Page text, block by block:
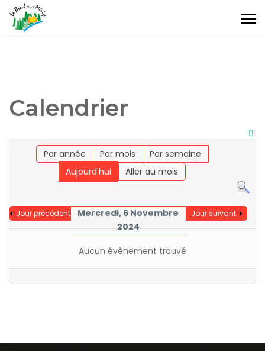
Calendrier
Par année Par mois
Par semaine
Aujourd'hui
Aller au mois
Jour précédent
Mercredi, 6 Novembre
2024
Jour suivant
Aucun évènement trouvé